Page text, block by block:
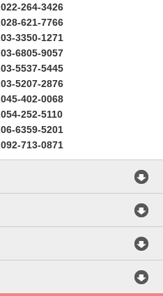
264-3426
621-7766
3350-1271
6805-9057
5537-5445
5207-2876
402-0068
252-5110
6359-5201
713-0871